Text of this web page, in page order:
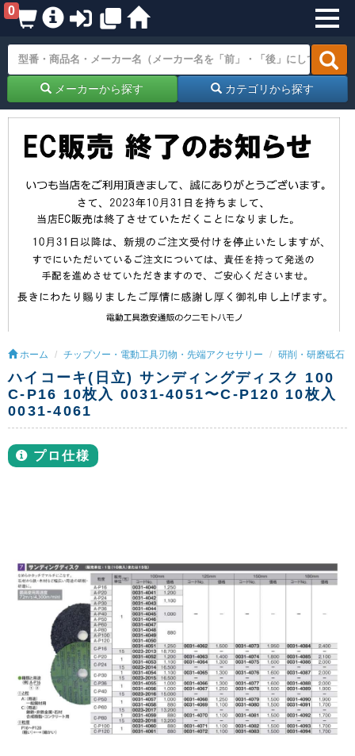
0
メーカーから探す カテゴリから探す
ホーム チップソー・電動工具刃物・先端アクセサリー 研削・研磨砥石
ハイコーキ(日立) サンディングディスク 100
C-P16 10枚入 0031-4051〜C-P120 10枚入
0031-4061
プロ仕様